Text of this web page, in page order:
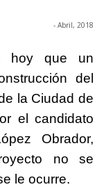
- Abril, 2018
hoy que un
del
la Ciudad de
el candidato
Obrador,
no se
le ocurre.